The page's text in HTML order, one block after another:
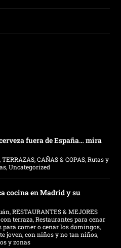
fuera de España… mira
TERRAZAS, CAÑAS & COPAS,Rutas y
,Uncategorized
cocina en Madrid y su
,RESTAURANTES & MEJORES
terraza,Restaurantes para cenar
para comer o cenar los domingos,
joven, con niños y no tan niños,
y zonas